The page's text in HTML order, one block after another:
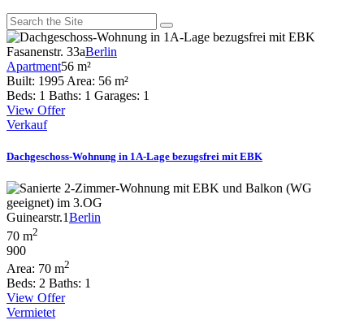
Fasanenstr. 33aBerlin
Apartment56 m²
Built: 1995 Area: 56 m²
Beds: 1 Baths: 1 Garages: 1
View Offer
Verkauf
Dachgeschoss-Wohnung in 1A-Lage bezugsfrei mit EBK
Guinearstr.1Berlin
70 m2
900
Area: 70 m2
Beds: 2 Baths: 1
View Offer
Vermietet